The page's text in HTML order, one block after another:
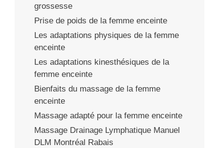
grossesse
Prise de poids de la femme enceinte
Les adaptations physiques de la femme
enceinte
Les adaptations kinesthésiques de la
femme enceinte
Bienfaits du massage de la femme
enceinte
Massage adapté pour la femme enceinte
Massage Drainage Lymphatique Manuel
DLM Montréal Rabais